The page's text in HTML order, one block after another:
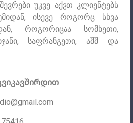
უკვე აქვთ კლიენტებს
ისევე როგორც სხვა
როგორიცაა სომხეთი,
საფრანგეთი, აშშ და